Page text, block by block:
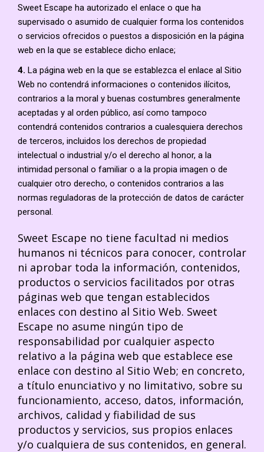
Sweet Escape ha autorizado el enlace o que ha
supervisado o asumido de cualquier forma los contenidos
o servicios ofrecidos o puestos a disposición en la página
web en la que se establece dicho enlace;
4. La página web en la que se establezca el enlace al Sitio
Web no contendrá informaciones o contenidos ilícitos,
contrarios a la moral y buenas costumbres generalmente
aceptadas y al orden público, así como tampoco
contendrá contenidos contrarios a cualesquiera derechos
de terceros, incluidos los derechos de propiedad
intelectual o industrial y/o el derecho al honor, a la
intimidad personal o familiar o a la propia imagen o de
cualquier otro derecho, o contenidos contrarios a las
normas reguladoras de la protección de datos de carácter
personal.
Sweet Escape no tiene facultad ni medios
humanos ni técnicos para conocer, controlar
ni aprobar toda la información, contenidos,
productos o servicios facilitados por otras
páginas web que tengan establecidos
enlaces con destino al Sitio Web. Sweet
Escape no asume ningún tipo de
responsabilidad por cualquier aspecto
relativo a la página web que establece ese
enlace con destino al Sitio Web; en concreto,
a título enunciativo y no limitativo, sobre su
funcionamiento, acceso, datos, información,
archivos, calidad y fiabilidad de sus
productos y servicios, sus propios enlaces
y/o cualquiera de sus contenidos, en general.